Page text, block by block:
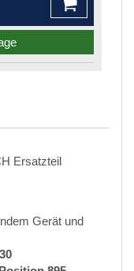
Ersatzteil
Gerät und